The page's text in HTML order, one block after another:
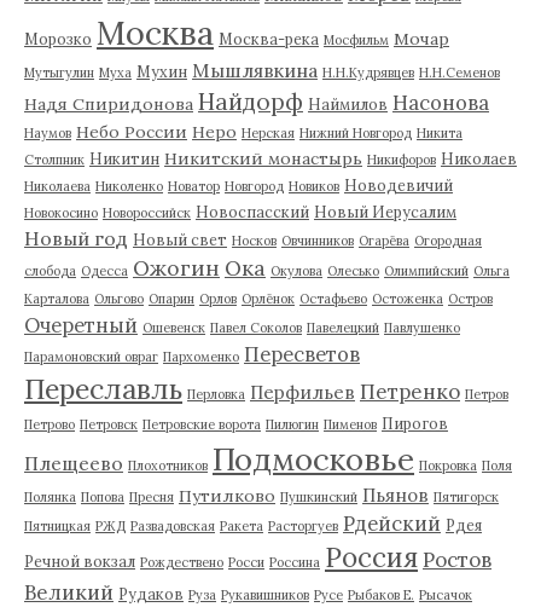
Морозко Москва Москва-река Мосфильм Мочар
Мутыгулин Муха Мухин Мышлявкина Н.Н.Кудрявцев Н.Н.Семенов
Надя Спиридонова Найдорф Наймилов Насонова
Наумов Небо России Неро Нерская Нижний Новгород Никита
Столпник Никитин Никитский монастырь Никифоров Николаев
Николаева Николенко Новатор Новгород Новиков Новодевичий
Новокосино Новороссийск Новоспасский Новый Иерусалим
Новый год Новый свет Носков Овчинников Огарёва Огородная
слобода Одесса Ожогин Ока Окулова Олесько Олимпийский Ольга
Карталова Ольгово Опарин Орлов Орлёнок Остафьево Остоженка Остров
Очеретный Ошевенск Павел Соколов Павелецкий Павлушенко
Парамоновский овраг Пархоменко Пересветов
Переславль Перловка Перфильев Петренко Петров
Петрово Петровск Петровские ворота Пилюгин Пименов Пирогов
Плещеево Плохотников Подмосковье Покровка Поля
Полянка Попова Пресня Путилково Пушкинский Пьянов Пятигорск
Пятницкая РЖД Развадовская Ракета Расторгуев Рдейский Рдея
Речной вокзал Рождествено Росси Россина Россия Ростов
Великий Рудаков Руза Рукавишников Русе Рыбаков Е. Рысачок